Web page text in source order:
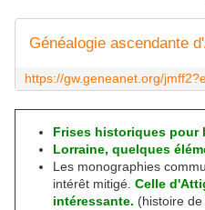
Frises historiques pour
Lorraine, quelques
Les monographies
intérêt mitigé. Celle
intéressante. (histoire